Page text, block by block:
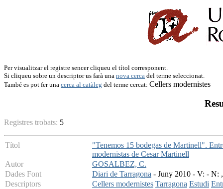
Per visualitzar el registre sencer cliqueu el títol corresponent.
Si cliqueu sobre un descriptor us farà una nova cerca del terme seleccionat.
També es pot fer una cerca al catàleg del terme cercat: Cellers modernistes
Registres trobats: 5
Títol
"Tenemos 15 bodegas de Martinell".
modernistas de Cesar Martinell
Autor
GOSALBEZ, C.
Dades Font
Diari de Tarragona - Juny 2010 - V: - N:
Descriptors
Cellers modernistes Tarragona Estudi